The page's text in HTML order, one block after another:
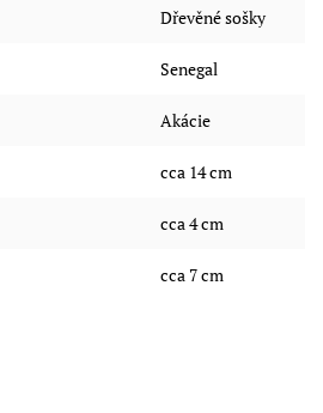
Dřevěné sošky
Senegal
Akácie
cca 14 cm
cca 4 cm
cca 7 cm